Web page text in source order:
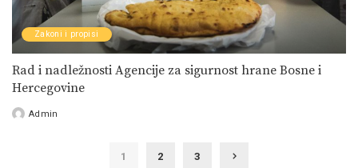
Zakoni i propisi
Rad i nadležnosti Agencije za sigurnost hrane Bosne i
Hercegovine
PostedAdmin
1 2 3